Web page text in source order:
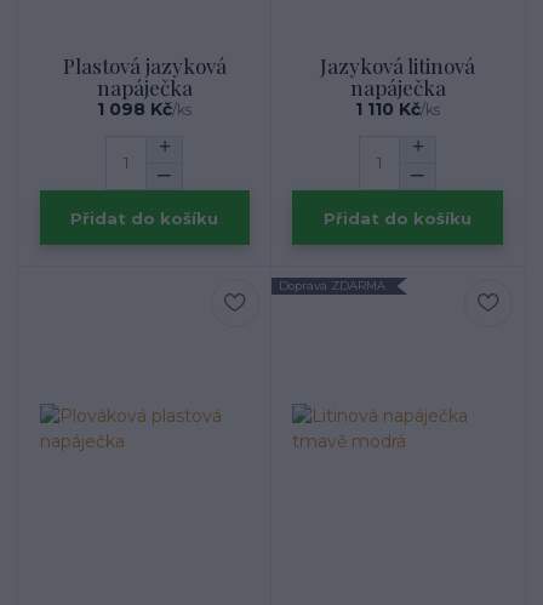
Plastová jazyková
napáječka
1 098 Kč/ks
Přidat do košíku
Jazyková litinová
napáječka
1 110 Kč/ks
Přidat do košíku
Doprava ZDARMA